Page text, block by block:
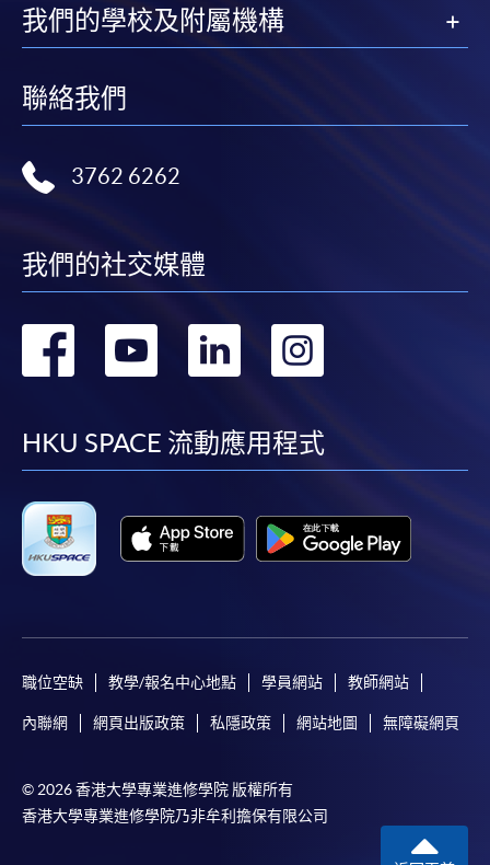
我們的學校及附屬機構
聯絡我們
3762 6262
我們的社交媒體
轉
facebook
轉
youtube
轉
linkedin
轉
HKU SPACE 流動應用程式
職位空缺 教學/報名中心地點 學員網站 教師網站
內聯網 網頁出版政策 私隱政策 網站地圖 無障礙網頁
© 2026 香港大學專業進修學院 版權所有
香港大學專業進修學院乃非牟利擔保有限公司